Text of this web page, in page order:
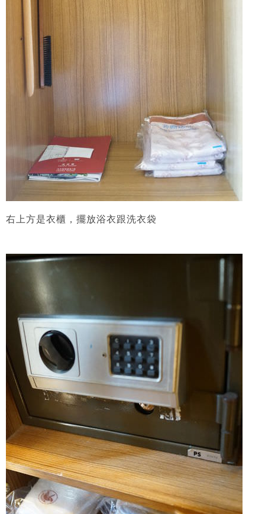
右上方是衣櫃，擺放浴衣跟洗衣袋